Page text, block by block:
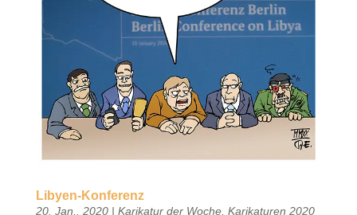
Libyen-Konferenz
20. Jan.. 2020| Karikatur der Woche, Karikaturen 2020